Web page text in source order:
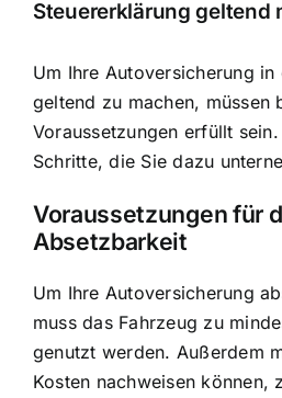
Steuererklärung geltend
Um Ihre Autoversicherung
geltend zu machen, müssen
Voraussetzungen erfüllt
Schritte, die Sie dazu
Voraussetzungen für
Absetzbarkeit
Um Ihre Autoversicherung
muss das Fahrzeug zu
genutzt werden. Außerdem
Kosten nachweisen können,